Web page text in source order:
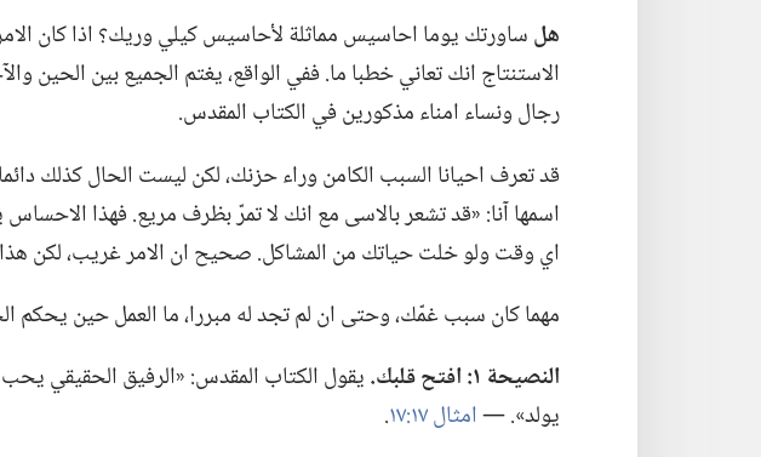
هلساورتك يوما احاسيس مماثلة لأحاسيس كيلي وريك؟‏ اذا كان
الاستنتاج انك تعاني خطبا ما.‏ ففي الواقع،‏ يغتم الجميع بين الحين
رجال ونساء امناء مذكورين في الكتاب المقدس.‏
اسمها آنا:‏ «قد تشعر بالاسى مع انك لا تمرّ بظرف مريع.‏ فهذا
اي وقت ولو خلت حياتك من المشاكل.‏ صحيح ان الامر غريب،‏ لكن
مهما كان سبب غمّك،‏ وحتى ان لم تجد له مبررا،‏ ما العمل حين يحكم
النصيحة ١:‏ افتح قلبك.‏
يقول الكتاب المقدس:‏ «الرفيق الحقيقي
يولد».‏ —‏امثال ١٧:‏١٧
‏.‏